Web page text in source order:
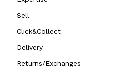
Sell
Click&Collect
Delivery
Returns/Exchanges